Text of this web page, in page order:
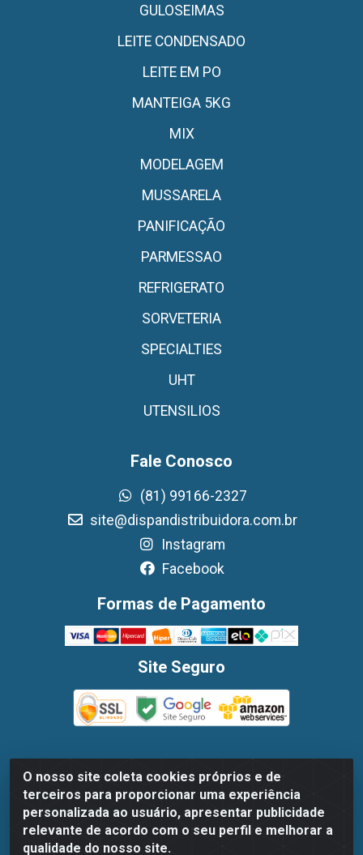
O nosso site coleta cookies próprios e de
terceiros para proporcionar uma experiência
personalizada ao usuário, apresentar publicidade
relevante de acordo com o seu perfil e melhorar a
qualidade do nosso site.
GULOSEIMAS
LEITE CONDENSADO
LEITE EM PO
MANTEIGA 5KG
MIX
MODELAGEM
MUSSARELA
PANIFICAÇÃO
PARMESSAO
REFRIGERATO
SORVETERIA
SPECIALTIES
UHT
UTENSILIOS
Fale Conosco
(81) 99166-2327
site@dispandistribuidora.com.br
Instagram
Facebook
Formas de Pagamento
Site Seguro
Dispan Distribuidora de Alimentos LTDA - Avenida
Marechal Mascarenhas De Moraes, 1048- Imbiribeira,
Recife/PE - CEP 51.170-000 - CNPJ 30.779.584/0003-78